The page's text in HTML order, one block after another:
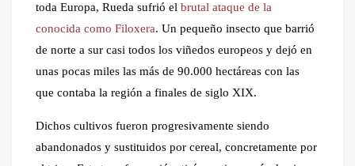
toda Europa, Rueda sufrió el brutal ataque de la
conocida como Filoxera. Un pequeño insecto que barrió
de norte a sur casi todos los viñedos europeos y dejó en
unas pocas miles las más de 90.000 hectáreas con las
que contaba la región a finales de siglo XIX.
Dichos cultivos fueron progresivamente siendo
abandonados y sustituidos por cereal, concretamente por